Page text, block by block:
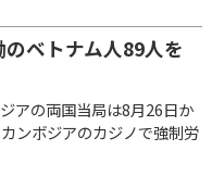
ベトナム人89人を
アの両国当局は8月26日か
ンボジアのカジノで強制労